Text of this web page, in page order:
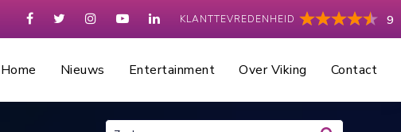
KLANTTEVREDENHEID 9
Home Nieuws Entertainment Over Viking Contact